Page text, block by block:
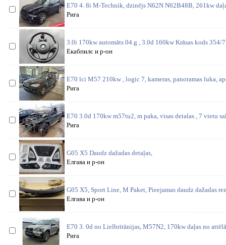
E70 4. 8i M-Technik, dzinējs N62N N62B48B, 261kw
Рига
3.0i 170kw automāts 04.g , 3.0d 160kw Krāsas kods
Екабпилс и р-он
E70 lci M57 210kw , logic 7, kameras, panoramas luka,
Рига
E70 3.0d 170kw m57tu2, m paka, visas detalas , 7 vietu
Рига
G05 X5 Daudz dažadas detaļas,
Елгава и р-он
G05 X5, Sport Line, M Paket, Pieejamas daudz dažadas
Елгава и р-он
E70 3. 0d no Lielbritānijas, M57N2, 170kw daļas no attēlā
Рига